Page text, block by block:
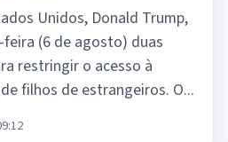
Unidos, Donald Trump,
(6 de agosto) duas
restringir o acesso à
filhos de estrangeiros. O...